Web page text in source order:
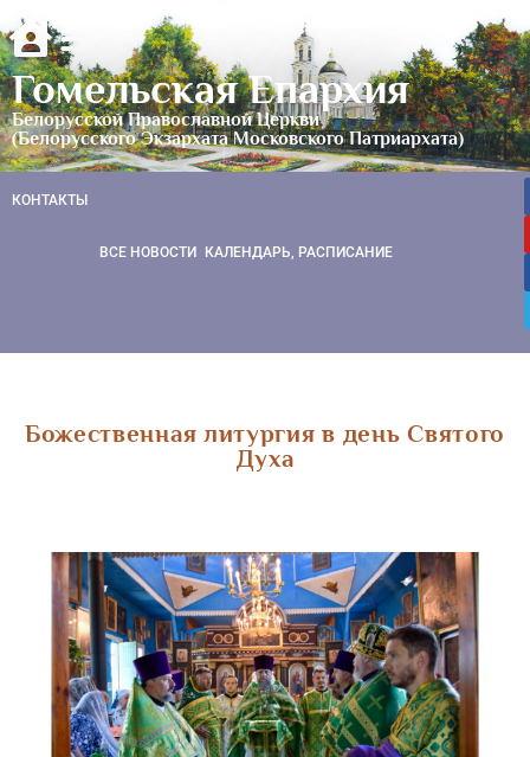
Гомельская Епархия
Белорусской Православной Церкви
(Белорусского Экзархата Московского Патриархата)
КОНТАКТЫ
ВСЕ НОВОСТИ КАЛЕНДАРЬ, РАСПИСАНИЕ
Божественная литургия в день Святого
Духа